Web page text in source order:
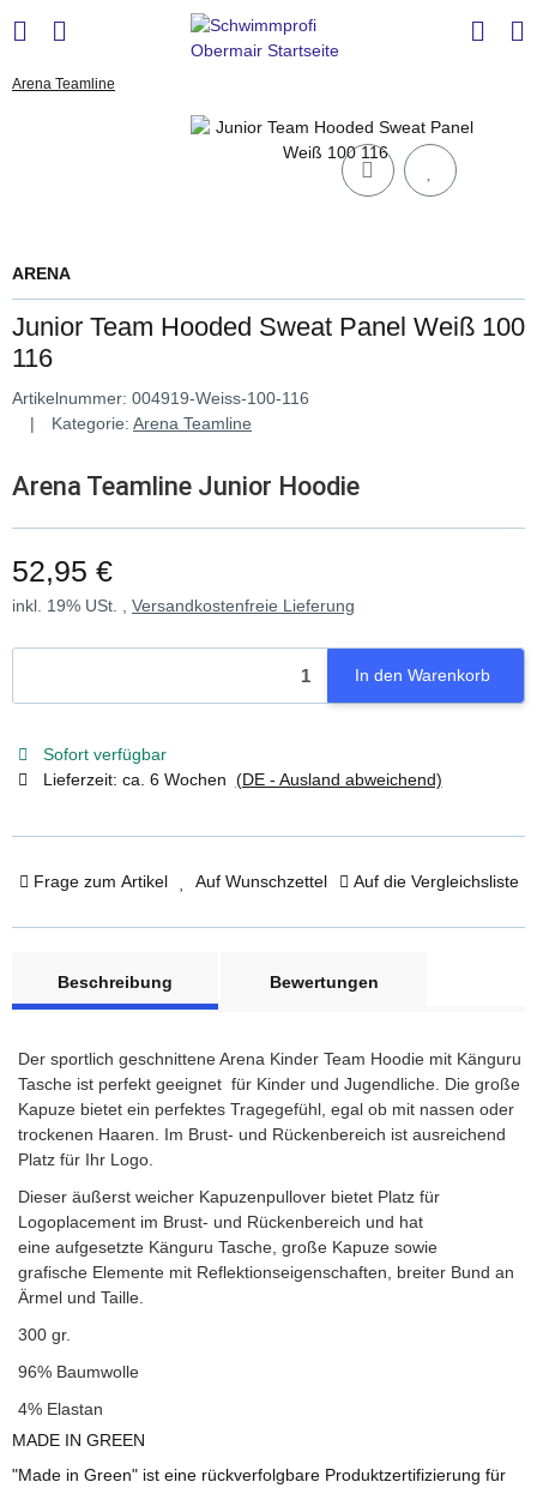
Arena Teamline
ARENA
Junior Team Hooded Sweat Panel Weiß 100
116
Artikelnummer: 004919-Weiss-100-116
Kategorie: Arena Teamline
Arena Teamline Junior Hoodie
52,95 €
inkl. 19% USt. , Versandkostenfreie Lieferung
In den Warenkorb
Sofort verfügbar
Lieferzeit: ca. 6 Wochen (DE - Ausland abweichend)
Frage zum Artikel Auf Wunschzettel Auf die Vergleichsliste
Beschreibung
Bewertungen
Der sportlich geschnittene Arena Kinder Team Hoodie mit Känguru
Tasche ist perfekt geeignet für Kinder und Jugendliche. Die große
Kapuze bietet ein perfektes Tragegefühl, egal ob mit nassen oder
trockenen Haaren. Im Brust- und Rückenbereich ist ausreichend
Platz für Ihr Logo.
Dieser äußerst weicher Kapuzenpullover bietet Platz für
Logoplacement im Brust- und Rückenbereich und hat
eine aufgesetzte Känguru Tasche, große Kapuze sowie
grafische Elemente mit Reflektionseigenschaften, breiter Bund an
Ärmel und Taille.
300 gr.
96% Baumwolle
4% Elastan
MADE IN GREEN
"Made in Green" ist eine rückverfolgbare Produktzertifizierung für